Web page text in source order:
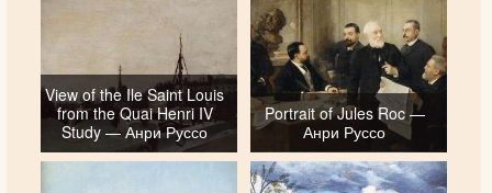
View of the Ile Saint Louis
from the Quai Henri IV
Study — Анри Руссо
Portrait of Jules Roc —
Анри Руссо